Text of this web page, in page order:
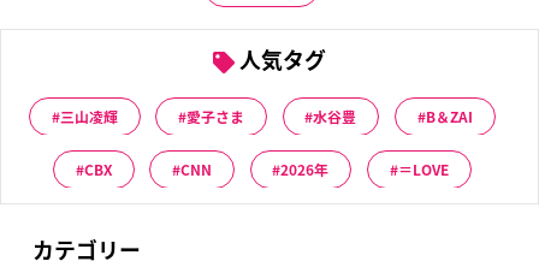
人気タグ
三山凌輝 愛子さま 水谷豊 B＆ZAI
CBX CNN 2026年 ＝LOVE
カテゴリー